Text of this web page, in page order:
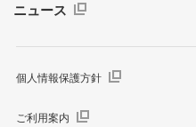
ニュース
個人情報保護方針
ご利用案内